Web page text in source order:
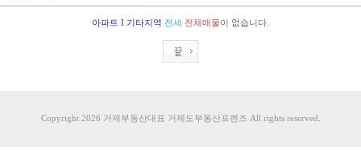
아파트 I 기타지역 전세 전체매물이 없습니다.
Copyright 2026 거제부동산대표 거제도부동산프렌즈 All rights reserved.